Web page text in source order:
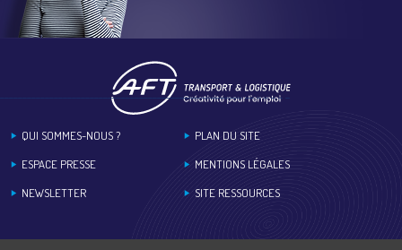
QUI SOMMES-NOUS ?
ESPACE PRESSE
NEWSLETTER
PLAN DU SITE
MENTIONS LÉGALES
SITE RESSOURCES